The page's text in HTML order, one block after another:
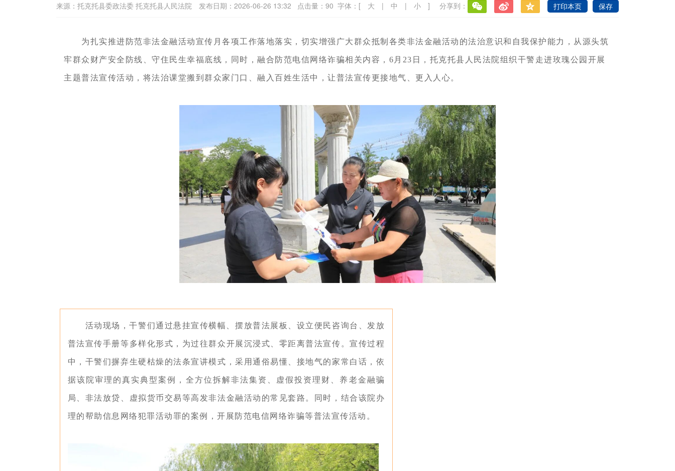
来源：托克托县委政法委 托克托县人民法院 发布日期：2026-06-26 13:32 点击量：90 字体：[ 大 | 中 | 小 ] 分享到： 打印本页 保存
为扎实推进防范非法金融活动宣传月各项工作落地落实，切实增强广大群众抵制各类非法金融活动的法治意识和自我保护能力，从源头筑
牢群众财产安全防线、守住民生幸福底线，同时，融合防范电信网络诈骗相关内容， 6月23日，托克托县人民法院组织干警走进玫瑰公园开展
主题普法宣传活动，将法治课堂搬到群众家门口、融入百姓生活中，让普法宣传更接地气、更入人心。
活动现场，干警们通过悬挂宣传横幅、摆放普法展板、设立便民咨询台、发放
普法宣传手册等多样化形式，为过往群众开展沉浸式、零距离普法宣传。宣传过程
中，干警们摒弃生硬枯燥的法条宣讲模式，采用通俗易懂、接地气的家常白话，依
据该院审理的真实典型案例，全方位拆解非法集资、虚假投资理财、养老金融骗
局、非法放贷、虚拟货币交易等高发非法金融活动的常见套路。同时，结合该院办
理的帮助信息网络犯罪活动罪的案例，开展防范电信网络诈骗等普法宣传活动。